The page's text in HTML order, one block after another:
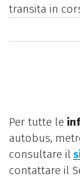
transita in
Per tutte le
autobus,
consultare il
contattare il